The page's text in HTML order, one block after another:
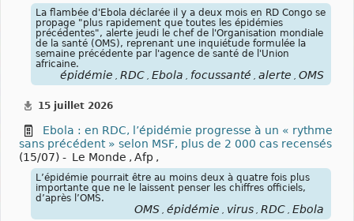
La flambée d'Ebola déclarée il y a deux mois en RD Congo se
propage "plus rapidement que toutes les épidémies
précédentes", alerte jeudi le chef de l'Organisation mondiale
de la santé (OMS), reprenant une inquiétude formulée la
semaine précédente par l'agence de santé de l'Union
africaine.
épidémie , RDC , Ebola , focussanté , alerte , OMS
15 juillet 2026
Ebola : en RDC, l’épidémie progresse à un « rythme
sans précédent » selon MSF, plus de 2 000 cas recensés
(15/07) - Le Monde , Afp ,
L’épidémie pourrait être au moins deux à quatre fois plus
importante que ne le laissent penser les chiffres officiels,
d’après l’OMS.
OMS , épidémie , virus , RDC , Ebola